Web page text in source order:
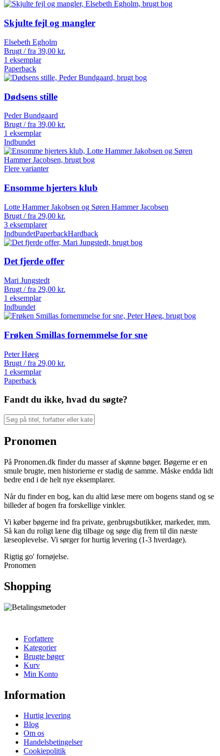
Skjulte fejl og mangler
Elsebeth Egholm
Brugt / fra 39,00 kr.
1 eksemplar
Paperback
Dødsens stille
Peder Bundgaard
Brugt / fra 39,00 kr.
1 eksemplar
Indbundet
Flere varianter
Ensomme hjerters klub
Lotte Hammer Jakobsen og Søren Hammer Jacobsen
Brugt / fra 29,00 kr.
3 eksemplarer
IndbundetPaperbackHardback
Det fjerde offer
Mari Jungstedt
Brugt / fra 29,00 kr.
1 eksemplar
Indbundet
Frøken Smillas fornemmelse for sne
Peter Høeg
Brugt / fra 29,00 kr.
1 eksemplar
Paperback
Fandt du ikke, hvad du søgte?
Pronomen
På Pronomen.dk finder du masser af skønne bøger. Bøgerne er en
smule brugte, men historierne er stadig de samme. Måske endda lidt
bedre end i de helt nye eksemplarer.
Når du finder en bog, kan du altid læse mere om bogens stand og se
billeder af bogen fra forskellige vinkler.
Vi køber bøgerne ind fra private, genbrugsbutikker, markeder, mm.
Så kan du roligt læne dig tilbage og søge dig frem til din næste
læseoplevelse. Vi sørger for hurtig levering (1-3 hverdage).
Rigtig go' fornøjelse.
Pronomen
Shopping
Forfattere
Kategorier
Brugte bøger
Kurv
Min Konto
Information
Hurtig levering
Blog
Om os
Handelsbetingelser
Cookiepolitik